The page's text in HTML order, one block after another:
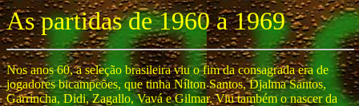
As partidas de 1960 a 1969
Nos anos 60, a seleção brasileira viu o fim da consagrada era de
jogadores bicampeões, que tinha Nílton Santos, Djalma Santos,
Garrincha, Didi, Zagallo, Vavá e Gilmar. Viu também o nascer da